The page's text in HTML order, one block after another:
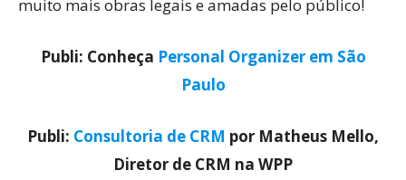
muito mais obras legais e amadas pelo público!
Publi: Conheça Personal Organizer em São
Paulo
Publi: Consultoria de CRM por Matheus Mello,
Diretor de CRM na WPP